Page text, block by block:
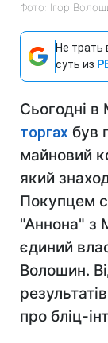
Фото: Ігор
Не трать
суть из
Сьогодні в
торгах був
майновий
який
Покупцем
"Аннона" з
єдиний
Волошин.
про бліц-